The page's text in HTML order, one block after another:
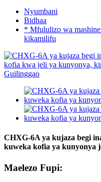
Nyumbani
Bidhaa
* Mfululizo wa
kikamilifu
CHXG-6A ya kujaza begi
kuweka kofia ya kunyonya
Maelezo Fupi: